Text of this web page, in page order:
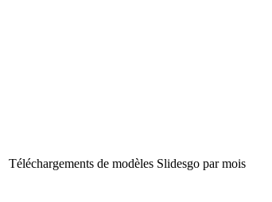
Téléchargements de modèles Slidesgo par mois